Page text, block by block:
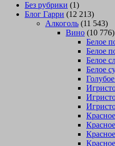
Без рубрики (1)
Блог Гарри (12 213)
Алкоголь (11 543)
Вино (10 776)
Белое
Белое
Белое
Белое